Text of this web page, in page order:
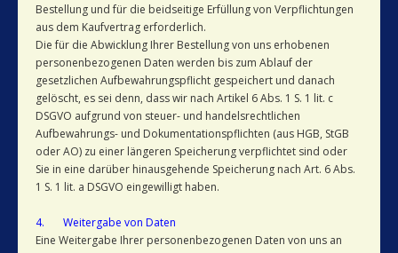
Bestellung und für die beidseitige Erfüllung von Verpflichtungen
aus dem Kaufvertrag erforderlich.
Die für die Abwicklung Ihrer Bestellung von uns erhobenen
personenbezogenen Daten werden bis zum Ablauf der
gesetzlichen Aufbewahrungspflicht gespeichert und danach
gelöscht, es sei denn, dass wir nach Artikel 6 Abs. 1 S. 1 lit. c
DSGVO aufgrund von steuer- und handelsrechtlichen
Aufbewahrungs- und Dokumentationspflichten (aus HGB, StGB
oder AO) zu einer längeren Speicherung verpflichtet sind oder
Sie in eine darüber hinausgehende Speicherung nach Art. 6 Abs.
1 S. 1 lit. a DSGVO eingewilligt haben.
4. Weitergabe von Daten
Eine Weitergabe Ihrer personenbezogenen Daten von uns an